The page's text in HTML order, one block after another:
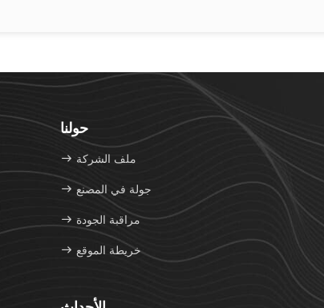
حولنا
ملف الشركة
جولة في المصنع
مراقبة الجودة
خريطة الموقع